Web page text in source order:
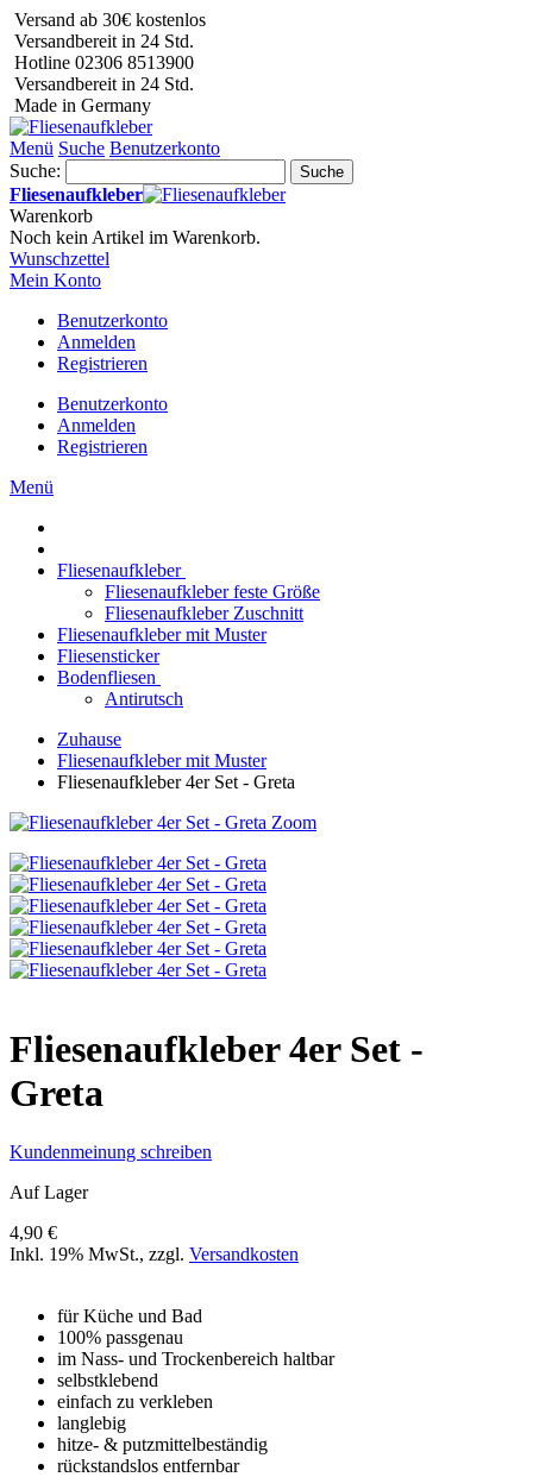
Versand ab 30€ kostenlos
Versandbereit in 24 Std.
Hotline 02306 8513900
Versandbereit in 24 Std.
Made in Germany
Menü Suche Benutzerkonto
Suche:
Suche
Fliesenaufkleber
Warenkorb
Noch kein Artikel im Warenkorb.
Wunschzettel
Mein Konto
Benutzerkonto
Anmelden
Registrieren
Benutzerkonto
Anmelden
Registrieren
Menü
Fliesenaufkleber
Fliesenaufkleber feste Größe
Fliesenaufkleber Zuschnitt
Fliesenaufkleber mit Muster
Fliesensticker
Bodenfliesen
Antirutsch
Zuhause
Fliesenaufkleber mit Muster
Fliesenaufkleber 4er Set - Greta
Zoom
Fliesenaufkleber 4er Set -
Greta
Kundenmeinung schreiben
Auf Lager
4,90 €
Inkl. 19% MwSt., zzgl. Versandkosten
für Küche und Bad
100% passgenau
im Nass- und Trockenbereich haltbar
selbstklebend
einfach zu verkleben
langlebig
hitze- & putzmittelbeständig
rückstandslos entfernbar